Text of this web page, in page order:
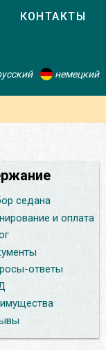
КОНТАКТЫ
немецкий
седана
и оплата
ответы